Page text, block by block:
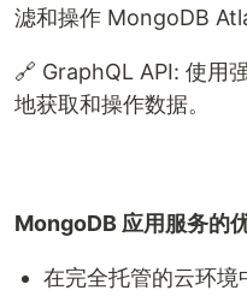
滤和操作 MongoDB
🔗 GraphQL API: 使用
地获取和操作数据。
MongoDB 应用服务的
在完全托管的云环